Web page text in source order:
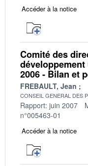
Accéder à la notice
Comité des
2006 - Bilan et
FREBAULT, Jean
CONSEIL GENERAL DES
Rapport: juin 2007
n°005463-01
Accéder à la notice